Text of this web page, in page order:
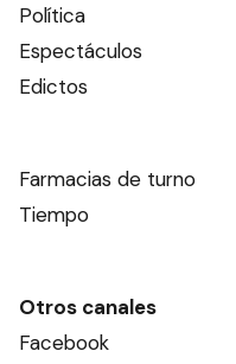
Política
Espectáculos
Edictos
Farmacias de turno
Tiempo
Otros canales
Facebook